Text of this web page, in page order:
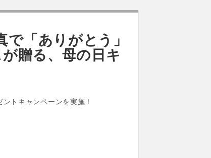
「ありがとう」
贈る、母の日キ
トキャンペーンを実施！